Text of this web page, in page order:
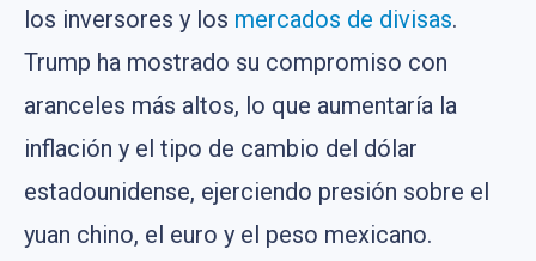
los inversores y los mercados de divisas.
Trump ha mostrado su compromiso con
aranceles más altos, lo que aumentaría la
inflación y el tipo de cambio del dólar
estadounidense, ejerciendo presión sobre el
yuan chino, el euro y el peso mexicano.